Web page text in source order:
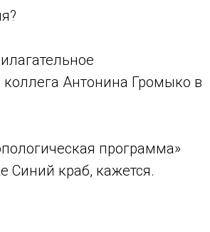
Антонина Громыко в
программа»
Синий краб, кажется.